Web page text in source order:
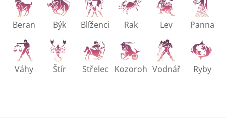
Beran Býk Blíženci Rak Lev Panna
Váhy Štír Střelec Kozoroh Vodnář Ryby